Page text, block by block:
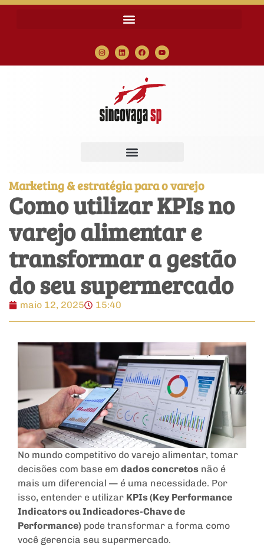
Marketing & estratégia para o varejo
Como utilizar KPIs no
varejo alimentar e
transformar a gestão
do seu supermercado
maio 12, 2025 15:40
No mundo competitivo do varejo alimentar, tomar
decisões com base em dados concretos não é
mais um diferencial — é uma necessidade. Por
isso, entender e utilizar KPIs (Key Performance
Indicators ou Indicadores-Chave de
Performance) pode transformar a forma como
você gerencia seu supermercado.